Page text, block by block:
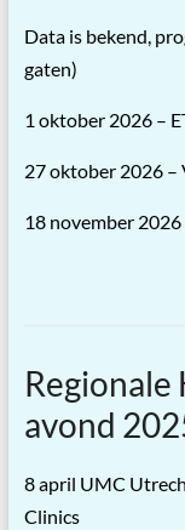
Data is bekend,
gaten)
1 oktober 2026 –
27 oktober 2026 –
18 november
avond
8 april UMC
Clinics